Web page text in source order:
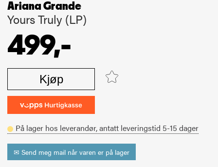
Ariana Grande
Yours Truly (LP)
499,-
Kjøp
På lager hos leverandør,antatt leveringstid 5-15 dager
✉ Send meg mail når varen er på lager